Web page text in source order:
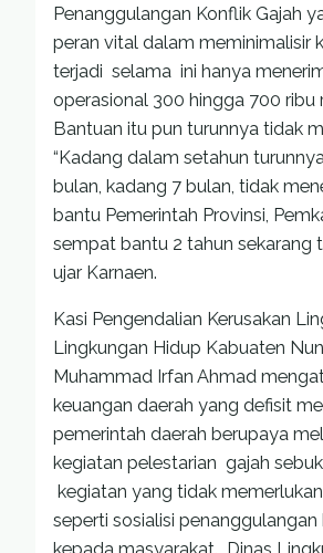
Penanggulangan Konflik Gajah
peran vital dalam meminimalisir
terjadi selama ini hanya
operasional 300 hingga 700 ribu
Bantuan itu pun turunnya tidak
“Kadang dalam setahun
bulan, kadang 7 bulan, tidak
bantu Pemerintah Provinsi,
sempat bantu 2 tahun sekarang
ujar Karnaen.
Kasi Pengendalian Kerusakan
Lingkungan Hidup Kabuaten
Muhammad Irfan Ahmad
keuangan daerah yang defisit
pemerintah daerah berupaya
kegiatan pelestarian gajah
kegiatan yang tidak
seperti sosialisi penanggulangan